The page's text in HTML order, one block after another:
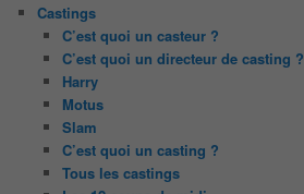
Castings
C’est quoi un casteur ?
C’est quoi un directeur de casting ?
Harry
Motus
Slam
C’est quoi un casting ?
Tous les castings